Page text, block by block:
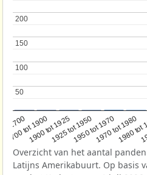
1700
1700 tot 1900
1900 tot 19251925 tot 19501950 tot 19701970 tot 1980
1980
50
50
100
100
150
150
200
200
Overzicht van het aantal
Latijns Amerikabuurt. Op basis